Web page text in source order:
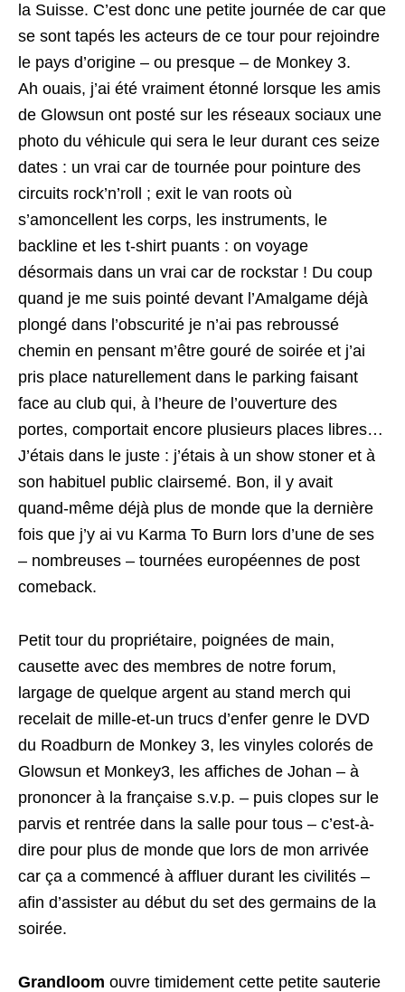
la Suisse. C’est donc une petite journée de car que
se sont tapés les acteurs de ce tour pour rejoindre
le pays d’origine – ou presque – de Monkey 3.
Ah ouais, j’ai été vraiment étonné lorsque les amis
de Glowsun ont posté sur les réseaux sociaux une
photo du véhicule qui sera le leur durant ces seize
dates : un vrai car de tournée pour pointure des
circuits rock’n’roll ; exit le van roots où
s’amoncellent les corps, les instruments, le
backline et les t-shirt puants : on voyage
désormais dans un vrai car de rockstar ! Du coup
quand je me suis pointé devant l’Amalgame déjà
plongé dans l’obscurité je n’ai pas rebroussé
chemin en pensant m’être gouré de soirée et j’ai
pris place naturellement dans le parking faisant
face au club qui, à l’heure de l’ouverture des
portes, comportait encore plusieurs places libres…
J’étais dans le juste : j’étais à un show stoner et à
son habituel public clairsemé. Bon, il y avait
quand-même déjà plus de monde que la dernière
fois que j’y ai vu Karma To Burn lors d’une de ses
– nombreuses – tournées européennes de post
comeback.
Petit tour du propriétaire, poignées de main,
causette avec des membres de notre forum,
largage de quelque argent au stand merch qui
recelait de mille-et-un trucs d’enfer genre le DVD
du Roadburn de Monkey 3, les vinyles colorés de
Glowsun et Monkey3, les affiches de Johan – à
prononcer à la française s.v.p. – puis clopes sur le
parvis et rentrée dans la salle pour tous – c’est-à-
dire pour plus de monde que lors de mon arrivée
car ça a commencé à affluer durant les civilités –
afin d’assister au début du set des germains de la
soirée.
Grandloom ouvre timidement cette petite sauterie